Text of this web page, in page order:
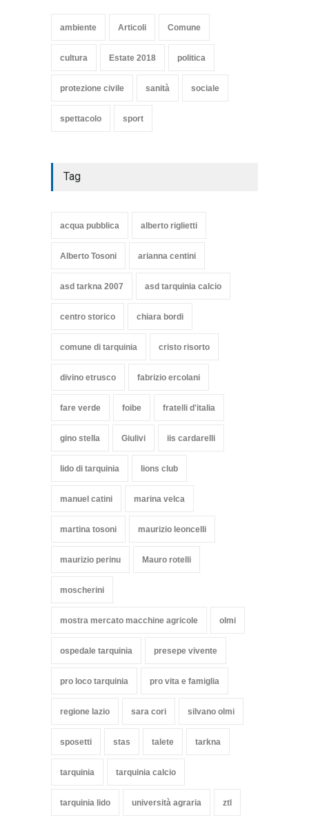
TARQUINIA
ambiente Articoli Comune
cultura Estate 2018 politica
protezione civile sanità sociale
spettacolo sport
Tag
acqua pubblica alberto riglietti
Alberto Tosoni arianna centini
asd tarkna 2007 asd tarquinia calcio
centro storico chiara bordi
comune di tarquinia cristo risorto
divino etrusco fabrizio ercolani
fare verde foibe fratelli d'italia
gino stella Giulivi iis cardarelli
lido di tarquinia lions club
manuel catini marina velca
martina tosoni maurizio leoncelli
maurizio perinu Mauro rotelli
moscherini
mostra mercato macchine agricole olmi
ospedale tarquinia presepe vivente
pro loco tarquinia pro vita e famiglia
regione lazio sara cori silvano olmi
sposetti stas talete tarkna
tarquinia tarquinia calcio
tarquinia lido università agraria ztl